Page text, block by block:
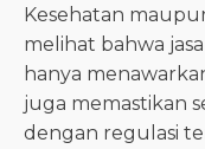
Kesehatan
melihat bahwa
hanya
juga memastikan
dengan regulasi